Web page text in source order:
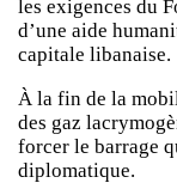
les exigences du
d’une aide
capitale libanaise.
À la fin de la
des gaz
forcer le barrage
diplomatique.